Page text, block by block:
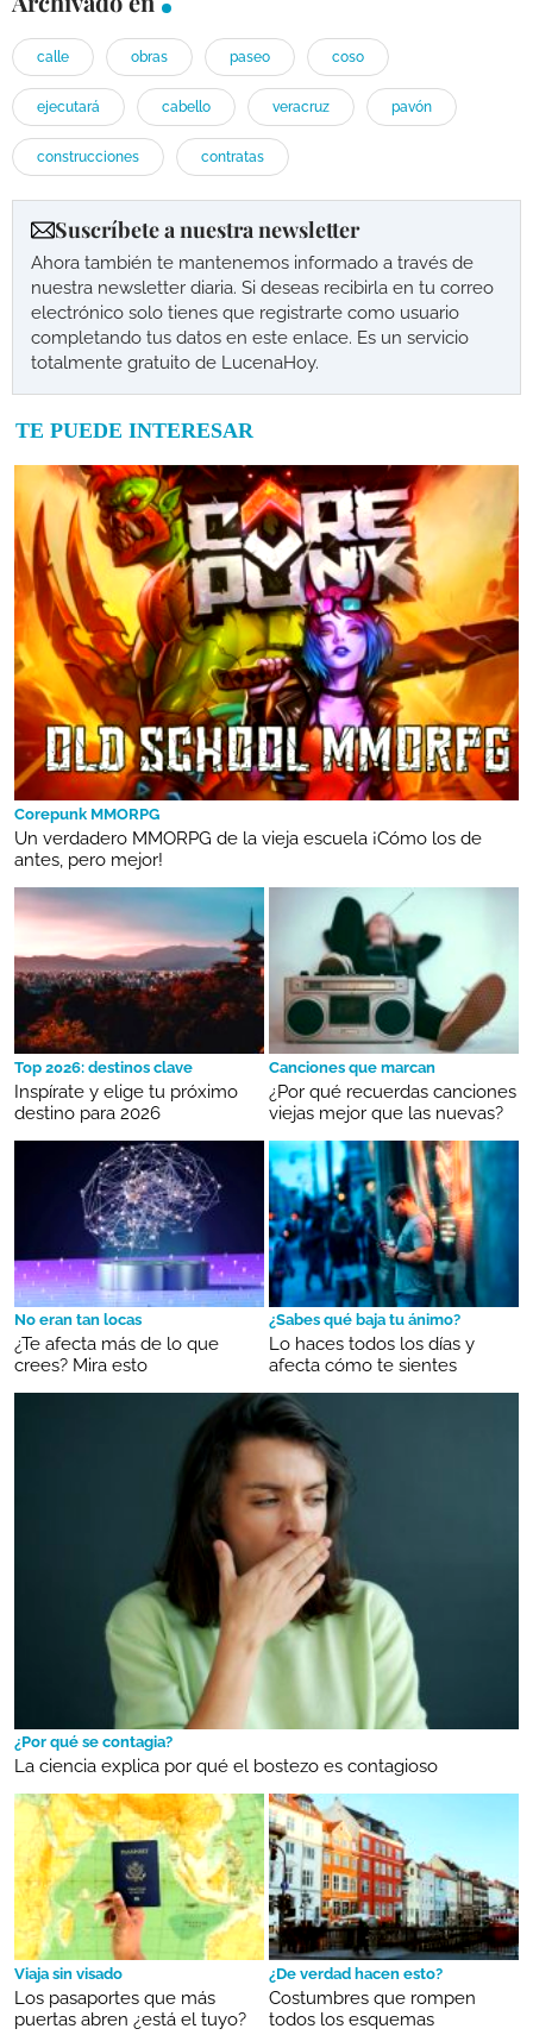
calle obras paseo coso
ejecutará cabello veracruz pavón
construcciones contratas
Suscríbete a nuestra newsletter
Ahora también te mantenemos informado a través de
nuestra newsletter diaria. Si deseas recibirla en tu correo
electrónico solo tienes que registrarte como usuario
completando tus datos en este enlace. Es un servicio
totalmente gratuito de LucenaHoy.
TE PUEDE INTERESAR
Corepunk MMORPG
Un verdadero MMORPG de la vieja escuela ¡Cómo los de
antes, pero mejor!
Top 2026: destinos clave
Inspírate y elige tu próximo
destino para 2026
Canciones que marcan
¿Por qué recuerdas canciones
viejas mejor que las nuevas?
No eran tan locas
¿Te afecta más de lo que
crees? Mira esto
¿Sabes qué baja tu ánimo?
Lo haces todos los días y
afecta cómo te sientes
¿Por qué se contagia?
La ciencia explica por qué el bostezo es contagioso
Viaja sin visado
Los pasaportes que más
puertas abren ¿está el tuyo?
¿De verdad hacen esto?
Costumbres que rompen
todos los esquemas